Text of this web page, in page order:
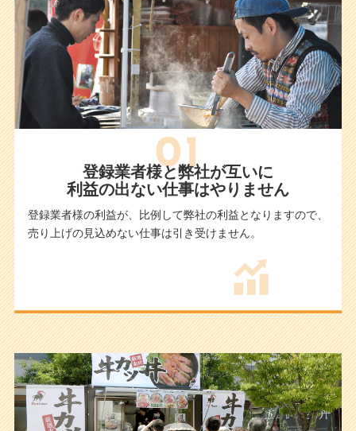
登録業者様と弊社が互いに
利益の出ない仕事はやりません
登録業者様の利益が、比例して弊社の利益となりますので、
売り上げの見込めない仕事は引き受けません。